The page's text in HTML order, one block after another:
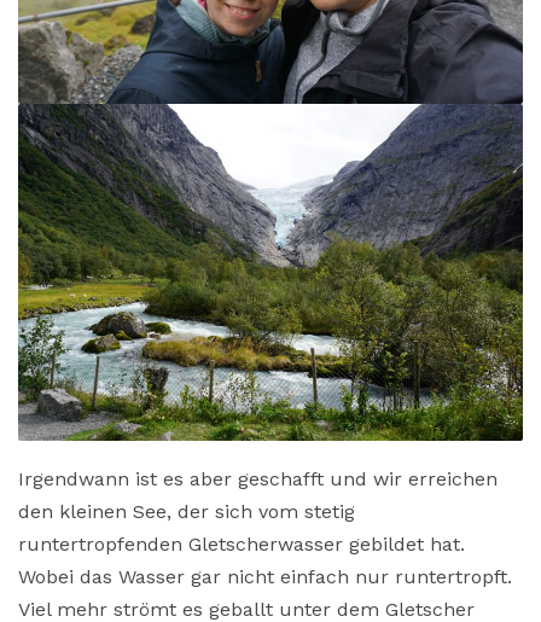
Irgendwann ist es aber geschafft und wir erreichen
den kleinen See, der sich vom stetig
runtertropfenden Gletscherwasser gebildet hat.
Wobei das Wasser gar nicht einfach nur runtertropft.
Viel mehr strömt es geballt unter dem Gletscher